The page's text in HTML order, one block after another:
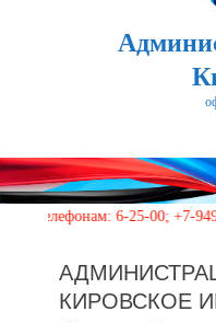
6-25-00; +7-949-352-
КИРОВСКОЕ